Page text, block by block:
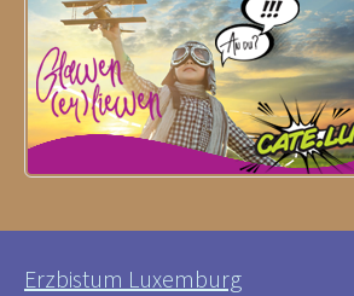
Erzbistum Luxemburg